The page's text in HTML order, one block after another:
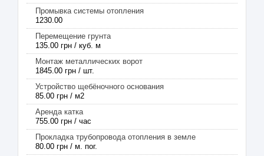
Промывка системы отопления
1230.00
Перемещение грунта
135.00 грн / куб. м
Монтаж металлических ворот
1845.00 грн / шт.
Устройство щебёночного основания
85.00 грн / м2
Аренда катка
755.00 грн / час
Прокладка трубопровода отопления в земле
80.00 грн / м. пог.